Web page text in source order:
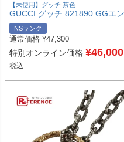
【未使用】グッチ 茶色
GUCCI グッチ 821890 GGエン
ブレム パンダ シェイプ チャー
ム バッグチャーム キーホルダ
ー レザー レディース ブラウン
未使用 【中古】
NSランク
通常価格 ¥47,300
特別オンライン価格 ¥46,000
税込